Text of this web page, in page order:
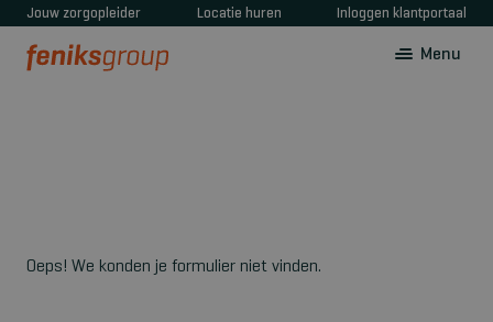
Jouw zorgopleider Locatie huren Inloggen klantportaal
Menu
Oeps! We konden je formulier niet vinden.